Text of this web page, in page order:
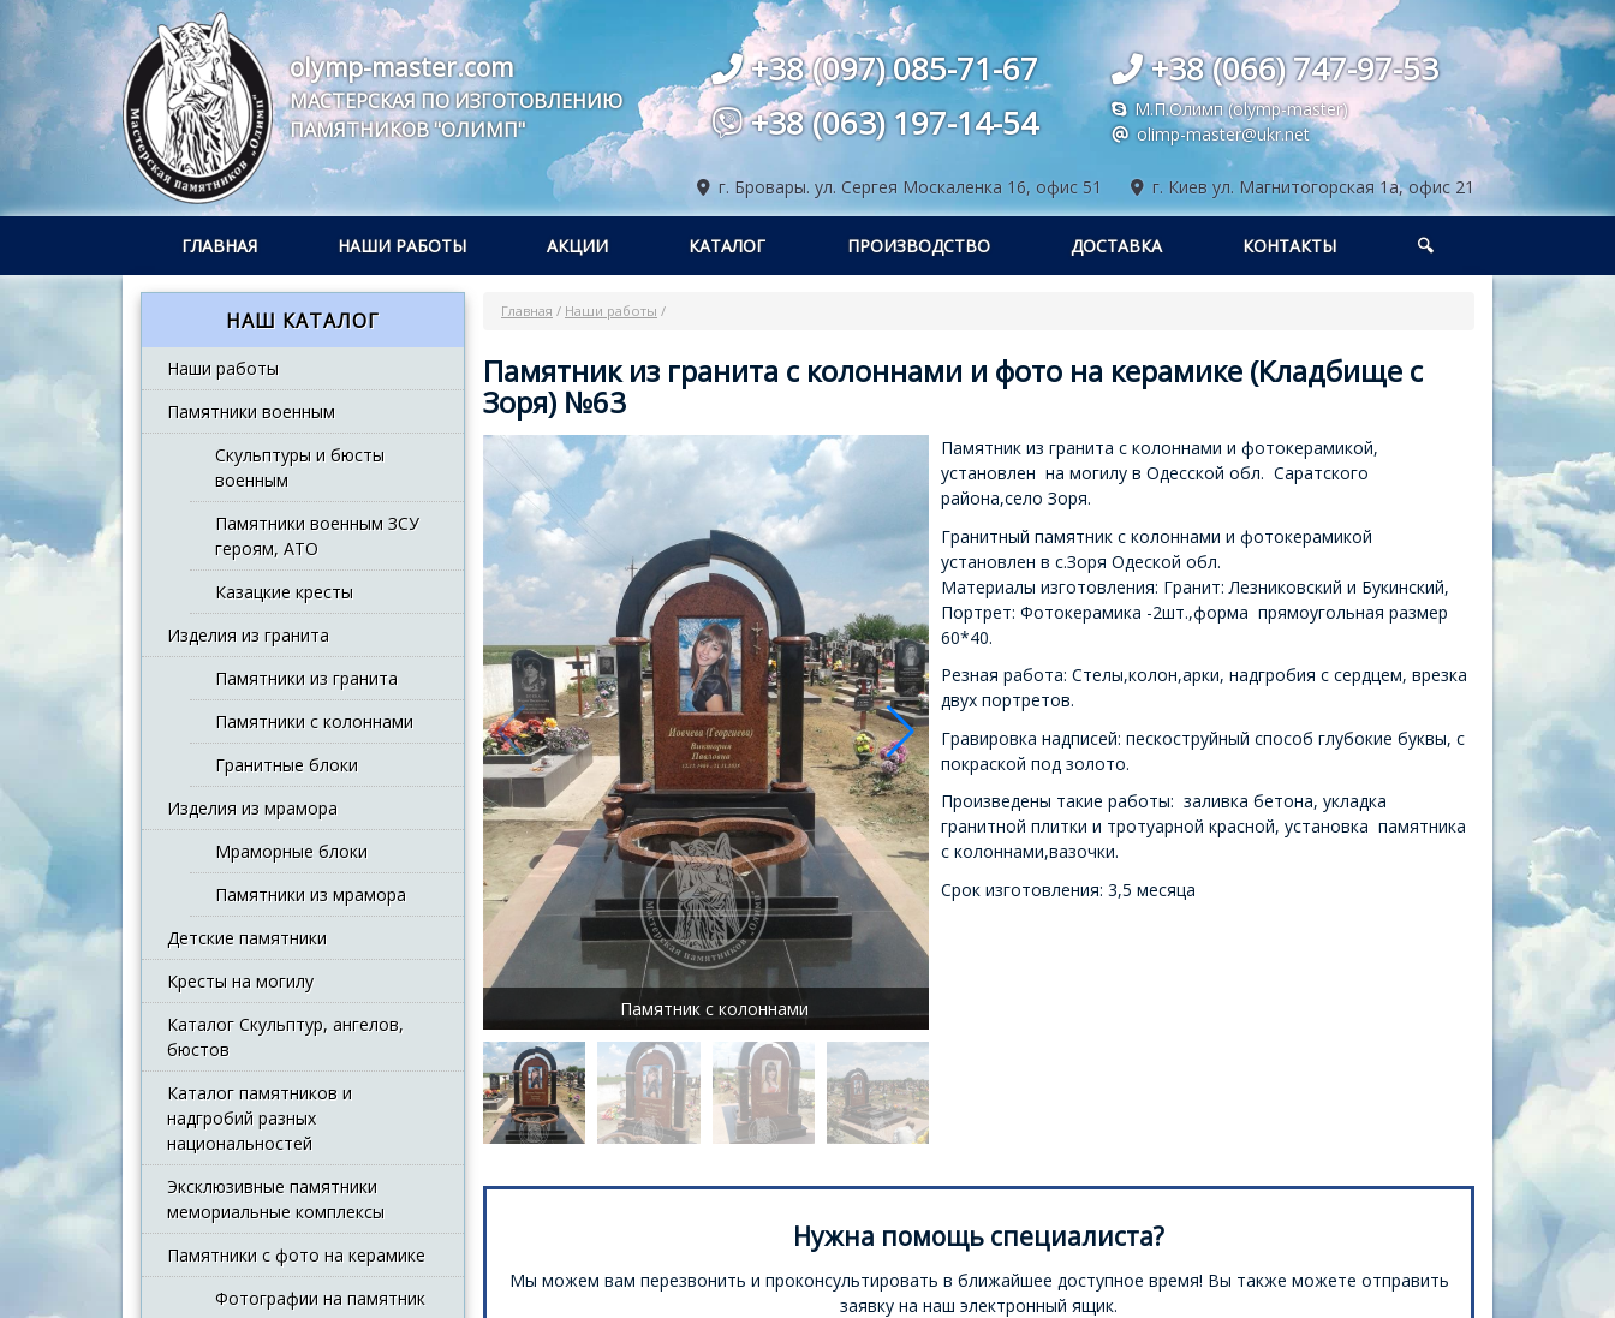
olymp-master.com
МАСТЕРСКАЯ ПО ИЗГОТОВЛЕНИЮ
ПАМЯТНИКОВ "ОЛИМП"
+38 (097) 085-71-67
+38 (063) 197-14-54
+38 (066) 747-97-53
М.П.Олимп (olymp-master)
olimp-master@ukr.net
г. Бровары. ул. Сергея Москаленка 16, офис 51 г. Киев ул. Магнитогорская 1а, офис 21
ГЛАВНАЯ НАШИ РАБОТЫ АКЦИИ КАТАЛОГ ПРОИЗВОДСТВО ДОСТАВКА КОНТАКТЫ 🔍
Главная / Наши работы /
Памятник из гранита с колоннами и фото на керамике (Кладбище с
Зоря) №63
Памятник с колоннами
Памятник из гранита с колоннами и фотокерамикой,
установлен на могилу в Одесской обл. Саратского
района,село Зоря.
Гранитный памятник с колоннами и фотокерамикой
установлен в с.Зоря Одеской обл.
Материалы изготовления: Гранит: Лезниковский и Букинский,
Портрет: Фотокерамика -2шт.,форма прямоугольная размер
60*40.
Резная работа: Стелы,колон,арки, надгробия с сердцем, врезка
двух портретов.
Гравировка надписей: пескоструйный способ глубокие буквы, с
покраской под золото.
Произведены такие работы: заливка бетона, укладка
гранитной плитки и тротуарной красной, установка памятника
с колоннами,вазочки.
Срок изготовления: 3,5 месяца
Нужна помощь специалиста?
Мы можем вам перезвонить и проконсультировать в ближайшее доступное время! Вы также можете отправить
заявку на наш электронный ящик.
НАШ КАТАЛОГ
Наши работы
Памятники военным
Скульптуры и бюсты
военным
Памятники военным ЗСУ
героям, АТО
Казацкие кресты
Изделия из гранита
Памятники из гранита
Памятники с колоннами
Гранитные блоки
Изделия из мрамора
Мраморные блоки
Памятники из мрамора
Детские памятники
Кресты на могилу
Каталог Скульптур, ангелов,
бюстов
Каталог памятников и
надгробий разных
национальностей
Эксклюзивные памятники
мемориальные комплексы
Памятники с фото на керамике
Фотографии на памятник